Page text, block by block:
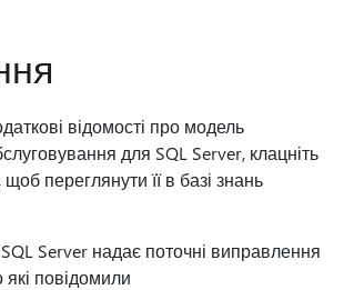
відомості про модель
для SQL Server, клацніть
переглянути її в базі знань
Server надає поточні виправлення
повідомили